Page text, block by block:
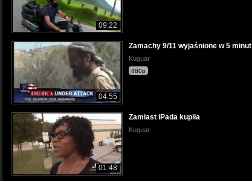
09:22
04:55
Zamachy 9/11 wyjaśnione w 5 minut
Kuguar
480p
01:48
Zamiast iPada kupiła
Kuguar